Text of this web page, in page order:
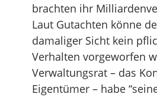
brachten ihr
Laut Gutachten könne
damaliger Sicht kein
Verhalten vorgeworfen
Verwaltungsrat – das
Eigentümer – habe